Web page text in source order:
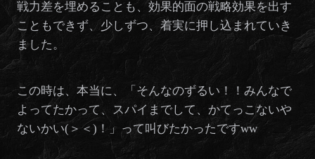
戦力差を埋めることも、効果的面の戦略効果を出す
こともできず、少しずつ、着実に押し込まれていき
ました。
この時は、本当に、「そんなのずるい！！みんなで
よってたかって、スパイまでして、かてっこないや
ないかい(＞＜)！」って叫びたかったですww